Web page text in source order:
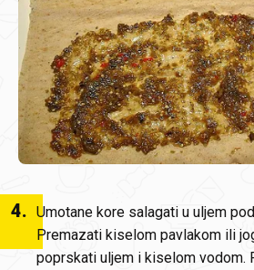
4. Umotane kore salagati u uljem
Premazati kiselom pavlakom ili
poprskati uljem i kiselom vodom.